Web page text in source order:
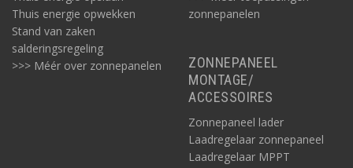
Thuis energie opwekken
Stand van zaken
salderingsregeling
>>> Méér over zonnepanelen
zonnepanelen
ZONNEPANEEL
MONTAGE/
ACCESSOIRES
Zonnepaneel lader
Laadregelaar zonnepaneel
Laadregelaar MPPT